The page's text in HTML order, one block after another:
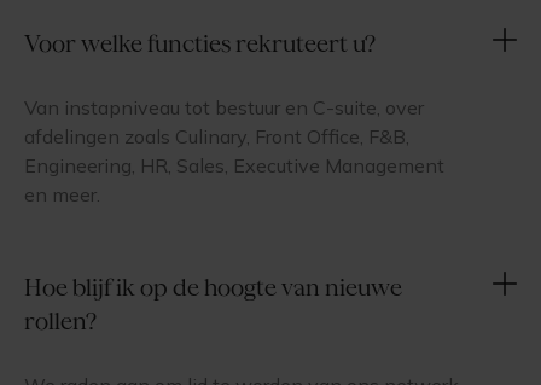
Voor welke functies rekruteert u?
Van instapniveau tot bestuur en C-suite, over
afdelingen zoals Culinary, Front Office, F&B,
Engineering, HR, Sales, Executive Management
en meer.
Hoe blijf ik op de hoogte van nieuwe
rollen?